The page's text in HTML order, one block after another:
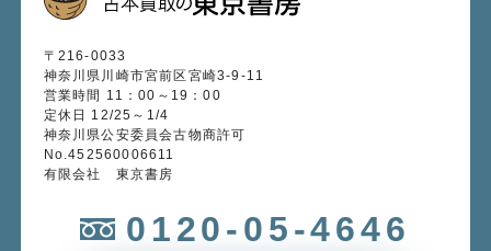
〒216-0033
神奈川県川崎市宮前区宮崎3-9-11
営業時間 11：00～19：00
定休日 12/25～1/4
神奈川県公安委員会古物商許可
No.452560006611
有限会社 東京書房
0120-05-4646